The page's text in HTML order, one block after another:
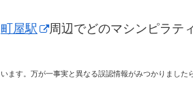
町屋駅
周辺でどのマシンピラテ
ます。万が一事実と異なる誤認情報がみつかりました